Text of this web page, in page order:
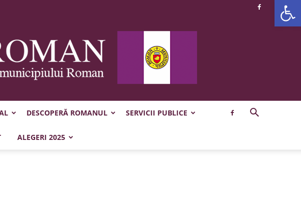
DESCOPERĂ ROMANUL SERVICII PUBLICE
ALEGERI 2025